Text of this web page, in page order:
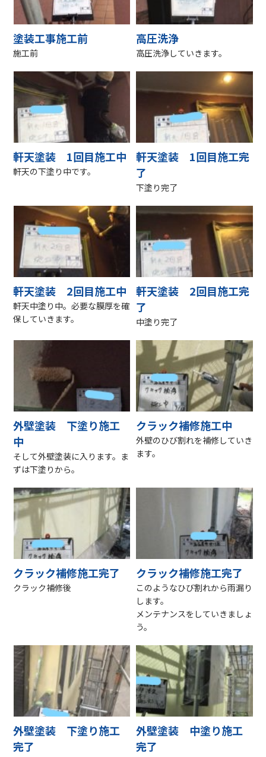
塗装工事施工前
施工前
高圧洗浄
高圧洗浄していきます。
軒天塗装 1回目施工中
軒天の下塗り中です。
軒天塗装 1回目施工完
了
下塗り完了
軒天塗装 2回目施工中
軒天中塗り中。必要な膜厚を確
保していきます。
軒天塗装 2回目施工完
了
中塗り完了
外壁塗装 下塗り施工
中
そして外壁塗装に入ります。ま
ずは下塗りから。
クラック補修施工中
外壁のひび割れを補修していき
ます。
クラック補修施工完了
クラック補修後
クラック補修施工完了
このようなひび割れから雨漏り
します。
メンテナンスをしていきましょ
う。
外壁塗装 下塗り施工
完了
外壁塗装 中塗り施工
完了